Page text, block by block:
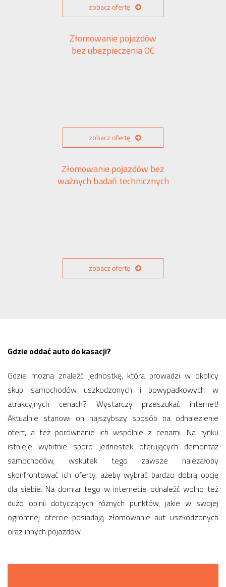
zobacz ofertę
Złomowanie pojazdów
bez ubezpieczenia OC
zobacz ofertę
Złomowanie pojazdów bez
ważnych badań technicznych
zobacz ofertę
Gdzie oddać auto do kasacji?
Gdzie można znaleźć jednostkę, która prowadzi w okolicy
skup samochodów uszkodzonych i powypadkowych w
atrakcyjnych cenach? Wystarczy przeszukać internet!
Aktualnie stanowi on najszybszy sposób na odnalezienie
ofert, a też porównanie ich wspólnie z cenami. Na rynku
istnieje wybitnie sporo jednostek oferujących demontaż
samochodów, wskutek tego zawsze należałoby
skonfrontować ich oferty, ażeby wybrać bardzo dobrą opcję
dla siebie. Na domiar tego w internecie odnaleźć wolno też
dużo opinii dotyczących różnych punktów, jakie w swojej
ogromnej ofercie posiadają złomowanie aut uszkodzonych
oraz innych pojazdów.